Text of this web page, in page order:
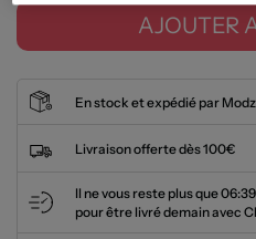
AJOUTER
En stock et expédié par Modz
Livraison offerte dès 100€
Il ne vous reste plus que
pour être livré demain avec